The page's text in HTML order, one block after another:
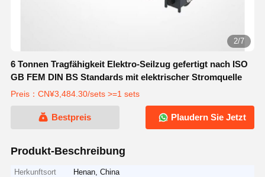
2/7
6 Tonnen Tragfähigkeit Elektro-Seilzug gefertigt nach ISO
GB FEM DIN BS Standards mit elektrischer Stromquelle
Preis：CN¥3,484.30/sets >=1 sets
Bestpreis Plaudern Sie Jetzt
Produkt-Beschreibung
Herkunftsort
Henan, China